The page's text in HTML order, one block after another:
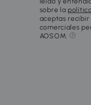
sobre la
aceptas recibir
comerciales
AOSOM.